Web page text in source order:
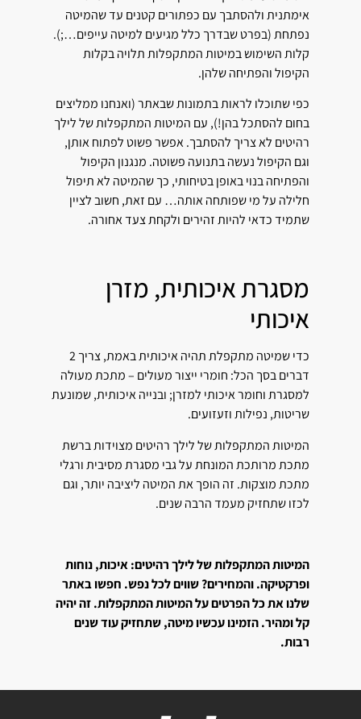
אימתנית ולהסתבך עם כפתורים קטנים עד שהמיטה
נפתחת (בפרט שבדרך כלל מגיעים למיטה עייפים…;).
קלות השימוש במיטות המתקפלות תלויה בקלות
הקיפול והפתיחה שלהן.
כפי שתוכלו לראות בתמונות שבאתר (ואנחנו ממליצים
בחום להסתכל בהן!), עם המיטות המתקפלות של לילך
רהיטים לא צריך להסתבך. אפשר פשוט לפתוח אותן,
וגם הקיפול נעשה בתנועה פשוטה. מנגנון הקיפול
והפתיחה בנוי באופן בטיחותי, כך שהמיטה לא תיפול
חלילה על מי שפותחה אותה… עם זאת, חשוב לציין
שתמיד כדאי להיות זהירים ולקחת צעד אחורה.
מסגרת איכותית, מזרן
איכותי
כדי שמיטה מתקפלת תהיה איכותית באמת, צריך 2
דברים בסך הכל: חומרי ייצור מעולים – מתכת מעולה
למסגרת וחומר איכותי למזרן; ובנייה איכותית, שמונעת
שריטות, נפילות וזעזועים.
המיטות המתקפלות של לילך רהיטים מצוידות ברשת
מתכת מרותכת המונחת על גבי מסגרת מסיבית ורגלי
מתכת מוצקות. זה הופך את המיטה ליציבה יותר, וגם
לכזו שתחזיק מעמד הרבה שנים.
המיטות המתקפלות של לילך רהיטים: איכות, נוחות
ופרקטיקה. והמחירים? שווים לכל נפש. חפשו באתר
שלנו את כל הפרטים על המיטות המתקפלות. זה יהיה
קל ומהיר. הזמינו עכשיו מיטה, שתחזיק עוד שנים
רבות.